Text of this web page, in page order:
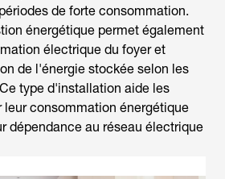
de forte consommation.
énergétique permet également
électrique du foyer et
de l'énergie stockée selon les
type d'installation aide les
leur consommation énergétique
dépendance au réseau électrique